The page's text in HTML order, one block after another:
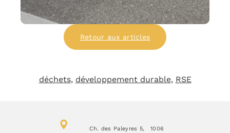
Retour aux articles
déchets, développement durable, RSE
Ch. des Paleyres 5, 1006